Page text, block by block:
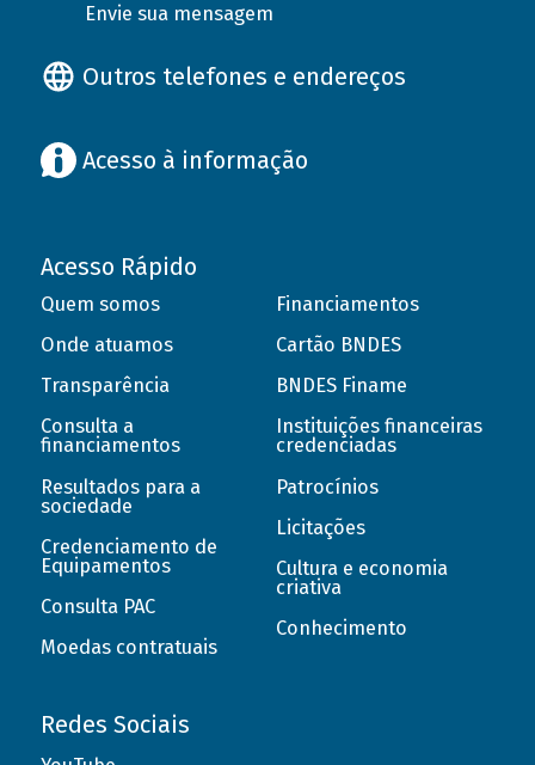
Envie sua mensagem
Outros telefones e endereços
Acesso à informação
Acesso Rápido
Quem somos
Onde atuamos
Transparência
Consulta a
financiamentos
Resultados para a
sociedade
Credenciamento de
Equipamentos
Consulta PAC
Moedas contratuais
Financiamentos
Cartão BNDES
BNDES Finame
Instituições financeiras
credenciadas
Patrocínios
Licitações
Cultura e economia
criativa
Conhecimento
Redes Sociais